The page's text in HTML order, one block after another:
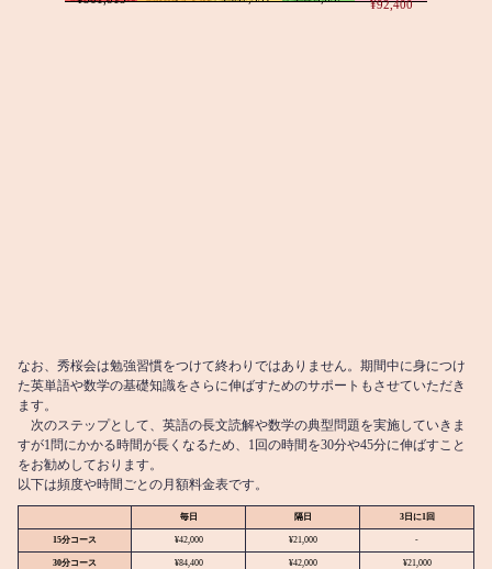
¥92,400
なお、秀桜会は勉強習慣をつけて終わりではありません。期間中に身につけ
た英単語や数学の基礎知識をさらに伸ばすためのサポートもさせていただき
ます。
次のステップとして、英語の長文読解や数学の典型問題を実施していきま
すが1問にかかる時間が長くなるため、1回の時間を30分や45分に伸ばすこと
をお勧めしております。
以下は頻度や時間ごとの月額料金表です。
毎日 隔日 3日に1回
15分コース ¥42,000 ¥21,000 -
30分コース ¥84,400 ¥42,000 ¥21,000